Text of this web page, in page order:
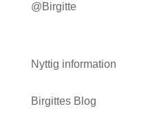
@Birgitte
Nyttig information
Birgittes Blog